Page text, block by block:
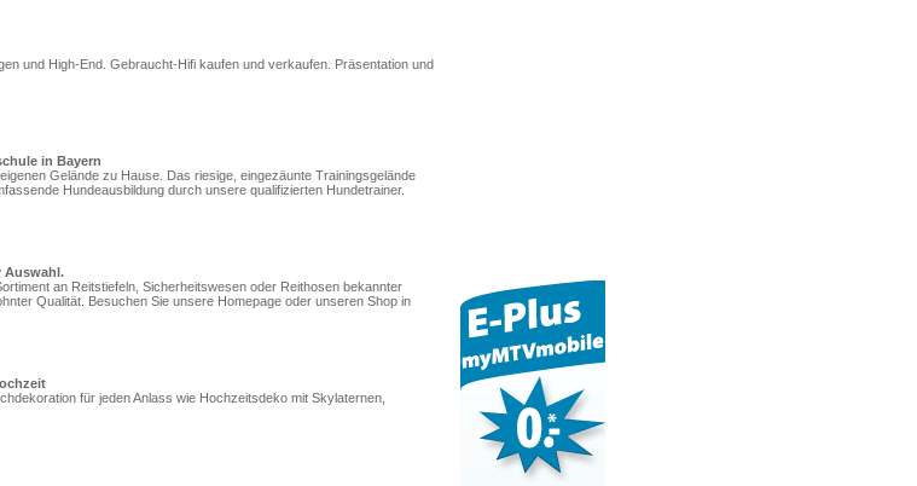
und High-End. Gebraucht-Hifi kaufen und verkaufen. Präsentation und
in Bayern
Gelände zu Hause. Das riesige, eingezäunte Trainingsgelände
Hundeausbildung durch unsere qualifizierten Hundetrainer.
Auswahl.
an Reitstiefeln, Sicherheitswesen oder Reithosen bekannter
Qualität. Besuchen Sie unsere Homepage oder unseren Shop in
für jeden Anlass wie Hochzeitsdeko mit Skylaternen,